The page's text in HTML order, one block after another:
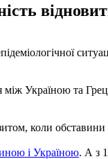
Україною та
коли
і Україною. А з